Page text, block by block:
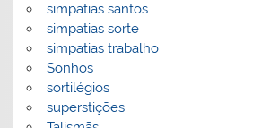
simpatias santos
simpatias sorte
simpatias trabalho
Sonhos
sortilégios
superstições